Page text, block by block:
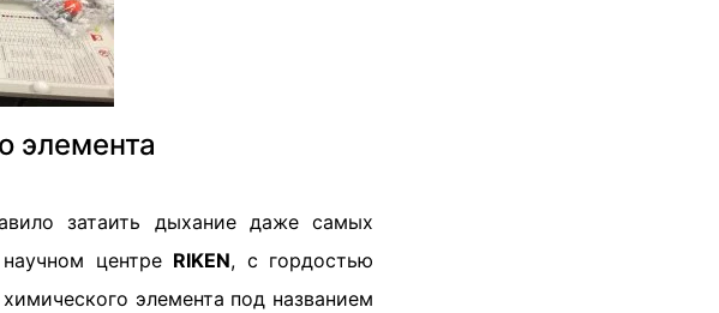
элемента
затаить дыхание даже самых
центре RIKEN, с гордостью
элемента под названием